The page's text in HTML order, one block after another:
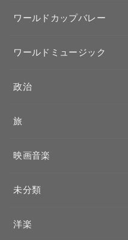
ワールドカップバレー
ワールドミュージック
政治
旅
映画音楽
未分類
洋楽